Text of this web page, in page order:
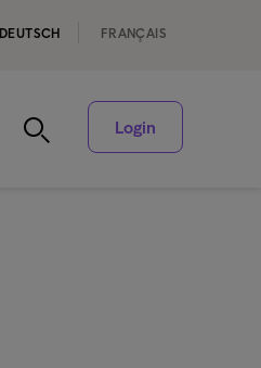
DEUTSCH FRANÇAIS
Login